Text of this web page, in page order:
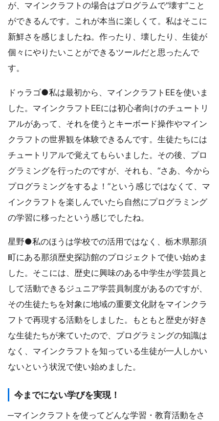
が、マインクラフトの場合はプログラムで“壊す”こと
ができるんです。これが本当に楽しくて。私はそこに
新鮮さを感じましたね。作ったり、壊したり、生徒が
個々にやりたいことができるツールだと思ったんで
す。
ドゥラゴ●私は最初から、マインクラフトEEを使いま
した。マインクラフトEEには初心者向けのチュートリ
アルがあって、それを使うとキーボード操作やマイン
クラフトの世界観を体験できるんです。生徒たちには
チュートリアルで覚えてもらいました。その後、プロ
グラミングを行ったのですが、それも、“さあ、今から
プログラミングをするよ！”という感じではなくて、マ
インクラフトを楽しんでいたら自然にプログラミング
の学習に移ったという感じでしたね。
星野●私のほうは学校での活用ではなく、栃木県那須
町にある那須歴史探訪館のプロジェクトで使い始めま
した。そこには、歴史に興味のある中学生が学芸員と
して活動できるジュニア学芸員制度があるのですが、
その生徒たちを対象に地域の重要文化財をマインクラ
フトで再現する活動をしました。もともと歴史が好き
な生徒たちが来ていたので、プログラミングの知識は
なく、マインクラフトを知っている生徒が一人しかい
ないという状況で使い始めました。
今までにない学びを実現！
─マインクラフトを使ってどんな学習・教育活動をさ